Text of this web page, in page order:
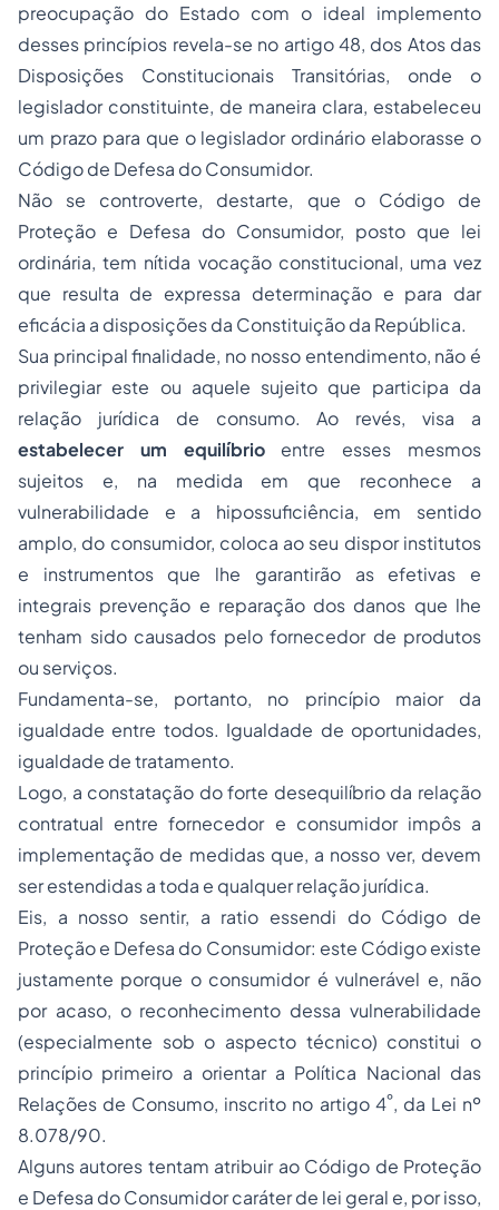
preocupação do Estado com o ideal implemento
desses princípios revela-se no artigo 48, dos Atos das
Disposições Constitucionais Transitórias, onde o
legislador constituinte, de maneira clara, estabeleceu
um prazo para que o legislador ordinário elaborasse o
Código de Defesa do Consumidor.
Não se controverte, destarte, que o Código de
Proteção e Defesa do Consumidor, posto que lei
ordinária, tem nítida vocação constitucional, uma vez
que resulta de expressa determinação e para dar
eficácia a disposições da Constituição da República.
Sua principal finalidade, no nosso entendimento, não é
privilegiareste ou aquele sujeito que participa da
relação jurídica de consumo. Ao revés, visa a
estabelecer um equilíbrioentre esses mesmos
sujeitos e, na medida em que reconhece a
vulnerabilidade e a hipossuficiência, em sentido
amplo, do consumidor, coloca ao seu dispor institutos
e instrumentos que lhe garantirão as efetivas e
integrais prevenção e reparação dos danos que lhe
tenham sido causados pelo fornecedor de produtos
ou serviços.
Fundamenta-se, portanto, no princípio maior da
igualdade entre todos. Igualdade de oportunidades,
igualdade de tratamento.
Logo, a constatação do forte desequilíbrio da relação
contratual entre fornecedor e consumidor impôs a
implementação de medidas que, a nosso ver, devem
ser estendidas a toda e qualquer relação jurídica.
Eis, a nosso sentir, a ratio essendi do Código de
Proteção e Defesa do Consumidor: este Código existe
justamente porque o consumidor é vulnerável e, não
por acaso, o reconhecimento dessa vulnerabilidade
(especialmente sob o aspecto técnico) constitui o
princípio primeiro a orientar a Política Nacional das
Relações de Consumo, inscrito no artigo 4º, da Lei nº
8.078/90.
Alguns autores tentam atribuir ao Código de Proteção
e Defesa do Consumidor caráter de lei geral e, por isso,